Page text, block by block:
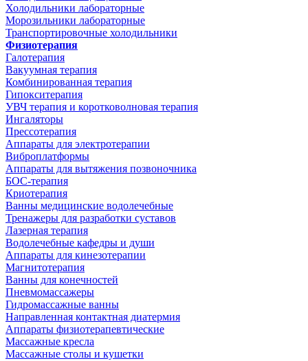
Холодильники лабораторные
Морозильники лабораторные
Транспортировочные холодильники
Физиотерапия
Галотерапия
Вакуумная терапия
Комбинированная терапия
Гипокситерапия
УВЧ терапия и коротковолновая терапия
Ингаляторы
Прессотерапия
Аппараты для электротерапии
Виброплатформы
Аппараты для вытяжения позвоночника
БОС-терапия
Криотерапия
Ванны медицинские водолечебные
Тренажеры для разработки суставов
Лазерная терапия
Водолечебные кафедры и души
Аппараты для кинезотерапии
Магнитотерапия
Ванны для конечностей
Пневмомассажеры
Гидромассажные ванны
Направленная контактная диатермия
Аппараты физиотерапевтические
Массажные кресла
Массажные столы и кушетки